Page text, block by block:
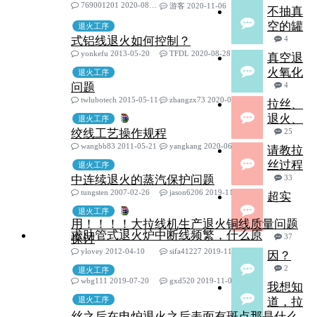
769001201 2020-08-28
游客 2020-11-06
退火工序
不抽真
空的罐
式铝线退火如何控制？
4
yonkefu 2013-05-20
TFDL 2020-08-28
退火工序
真空退
火氧化
问题
4
twlubotech 2015-05-11
zhangzx73 2020-06-12
退火工序
拉丝、
退火、
绞线工艺操作规程
25
wangbb83 2011-05-21
yangkang 2020-06-04
退火工序
请教拉
丝过程
中连续退火的蒸汽保护问题
33
tungsten 2007-02-26
jason6206 2019-11-28
退火工序
超实
用！！！！大拉线机生产退火铜线质量问题
探讨
37
ylovey 2012-04-10
sifa41227 2019-11-23
退火工序
求助管式退火炉中断线频繁，什么原
因？
2
wbg111 2019-07-20
gxd520 2019-11-09
退火工序
我想知
道，拉